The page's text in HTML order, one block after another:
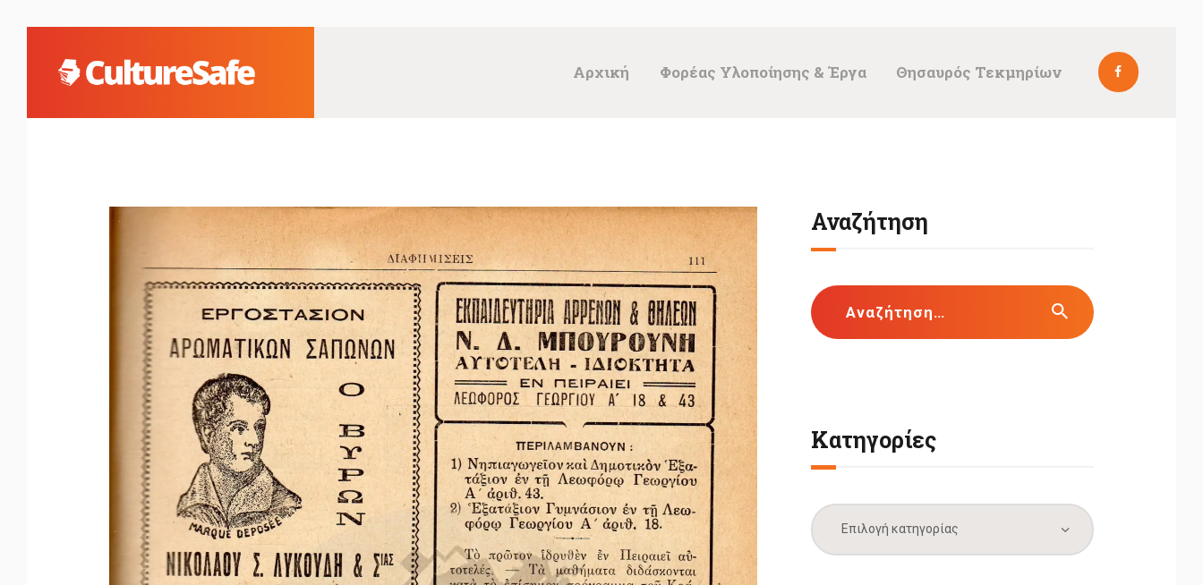
Αρχική Φορέας Υλοποίησης & Έργα Θησαυρός Τεκμηρίων
ΘΗΣΑΥΡΌΣ
ΤΕΚΜΗΡΊΩΝ
Αναζήτηση
Αναζήτηση
για:
Κατηγορίες
Κατηγορίες